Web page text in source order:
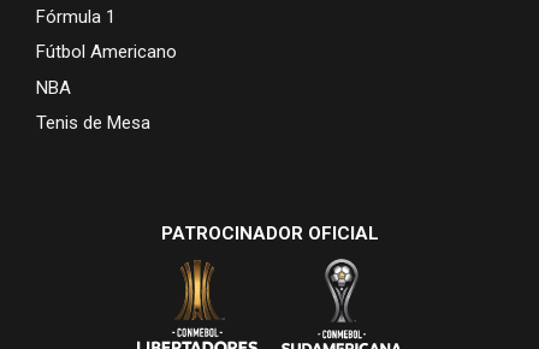
Fórmula 1
Fútbol Americano
NBA
Tenis de Mesa
PATROCINADOR OFICIAL